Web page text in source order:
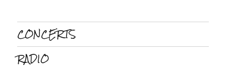
CONCERTS
RADIO